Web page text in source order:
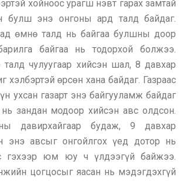
хойноос урагш нэвт гарах замтай
булш энэ онгоны ард талд байдаг.
өмнө талд нь байгаа булшны доор
байгаа нь тодорхой болжээ.
чулуугаар хийсэн шал, 8 давхар
хэлбэртэй өрсөн хана байдаг. Газраас
ухсан газарт энэ байгууламж байдаг
зандан модоор хийсэн авс олдсон.
давирхайгаар будаж, 9 давхар
энэ авсыг онгойлгох үед дотор нь
гэхээр юм юу ч үлдээгүй байжээ.
цогцосыг яасан нь мэдэгдэхгүй